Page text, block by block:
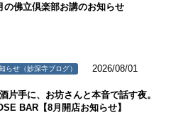
の佛立倶楽部お講のお知らせ
らせ（妙深寺ブログ） 2026/08/01
片手に、お坊さんと本音で話す夜。
BAR【8月開店お知らせ】